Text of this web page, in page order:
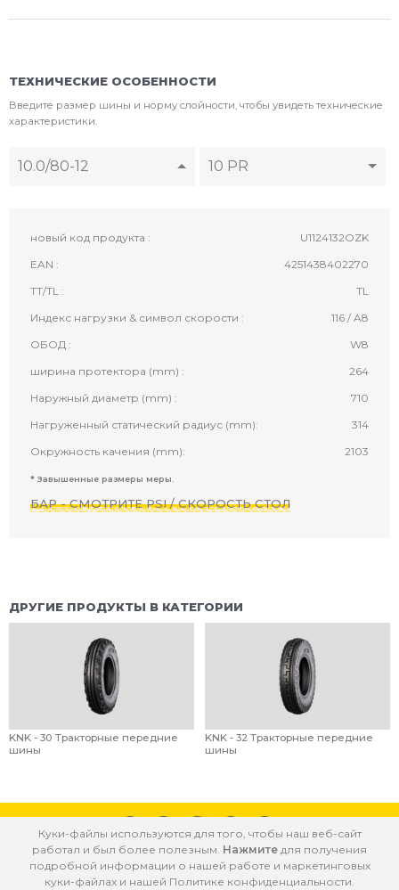
ТЕХНИЧЕСКИЕ ОСОБЕННОСТИ
Введите размер шины и норму слойности, чтобы увидеть технические
характеристики.
10.0/80-12 10 PR
новый код продукта :
U1124132OZK
EAN :
4251438402270
TT/TL :
TL
Индекс нагрузки & символ скорости :
116 / A8
ОБОД :
W8
ширина протектора (mm) :
264
Наружный диаметр (mm) :
710
Нагруженный статический радиус (mm):
314
Окружность качения (mm):
2103
* Завышенные размеры меры.
БАР - СМОТРИТЕ PSI / СКОРОСТЬ СТОЛ
ДРУГИЕ ПРОДУКТЫ В КАТЕГОРИИ
KNK - 30 Тракторные передние
шины
KNK - 32 Тракторные передние
шины
© 2020 ÖZKA все права защищены
ПОЛИТИКА КУКИ-
ПОЛИТИКА
УСЛОВИЯ
Куки-файлы используются для того, чтобы наш веб-сайт
работал и был более полезным. Нажмите для получения
подробной информации о нашей работе и маркетинговых
куки-файлах и нашей Политике конфиденциальности.